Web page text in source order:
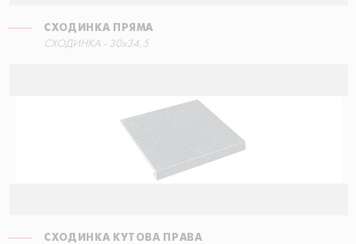
СХОДИНКА ПРЯМА
СХОДИНКА - 30x34,5
СХОДИНКА КУТОВА ПРАВА
СХОДИНКА КУТОВА ПРАВА
60x34,5